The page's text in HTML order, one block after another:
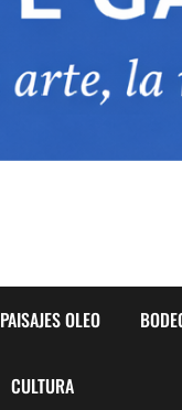
PAISAJES OLEO
CULTURA